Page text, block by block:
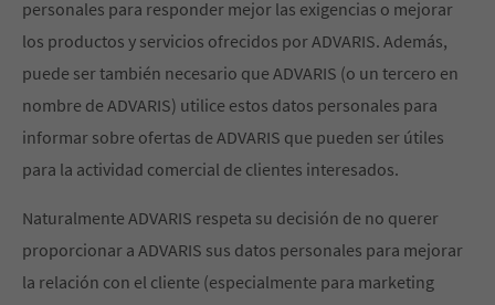
personales para responder mejor las exigencias o mejorar
los productos y servicios ofrecidos por ADVARIS. Además,
puede ser también necesario que ADVARIS (o un tercero en
nombre de ADVARIS) utilice estos datos personales para
informar sobre ofertas de ADVARIS que pueden ser útiles
para la actividad comercial de clientes interesados.
Naturalmente ADVARIS respeta su decisión de no querer
proporcionar a ADVARIS sus datos personales para mejorar
la relación con el cliente (especialmente para marketing